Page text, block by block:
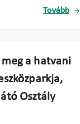
Tovább
a hatvani
Osztály